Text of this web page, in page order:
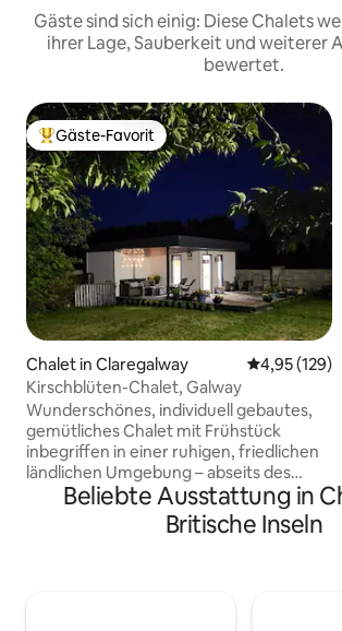
Gäste sind sich einig: Diese Chalets
ihrer Lage, Sauberkeit und weiterer
bewertet.
Beliebter Gäste-Favorit.
Gäste-Favorit
Chalet in Claregalway
4,95 (129)
Kirschblüten-Chalet, Galway
Wunderschönes, individuell gebautes,
gemütliches Chalet mit Frühstück
inbegriffen in einer ruhigen, friedlichen
ländlichen Umgebung – abseits des
Stadttrubels – 5 Minuten von
Corrandulla, dem Dorf Claregalway und
dem Annaghdown Pier entfernt. Nur
Beliebte Ausstattung in
Britische Inseln